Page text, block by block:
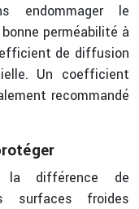
endommager le
perméabilité à
de diffusion
Un coefficient
recommandé
la différence de
surfaces froides